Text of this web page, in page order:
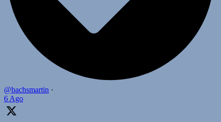
@bachsmartin ·
6 Ago